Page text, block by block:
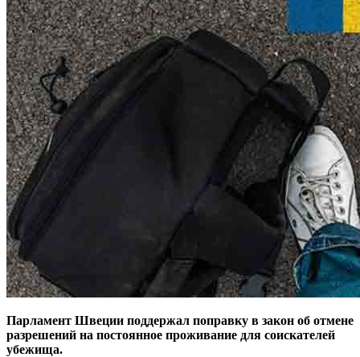
Парламент Швеции поддержал поправку в закон об отмене
разрешений на постоянное проживание для соискателей
убежища.